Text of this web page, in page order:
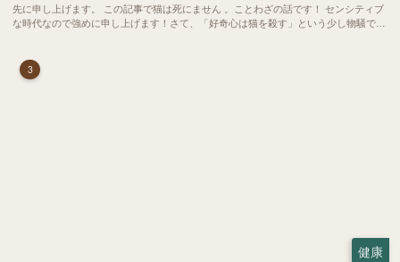
先に申し上げます。 この記事で猫は死にません 。ことわざの話です！ センシティブ
な時代なので強めに申し上げます！さて、「好奇心は猫を殺す」という少し物騒で、
3
健康